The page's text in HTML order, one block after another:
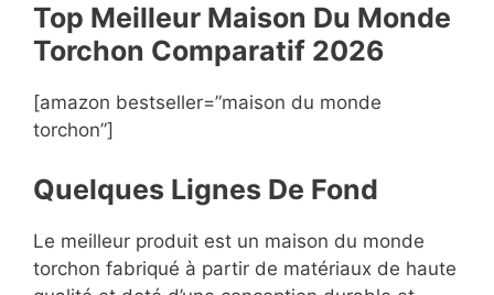
Top Meilleur Maison Du Monde
Torchon Comparatif 2026
[amazon bestseller=”maison du monde
torchon”]
Quelques Lignes De Fond
Le meilleur produit est un maison du monde
torchon fabriqué à partir de matériaux de haute